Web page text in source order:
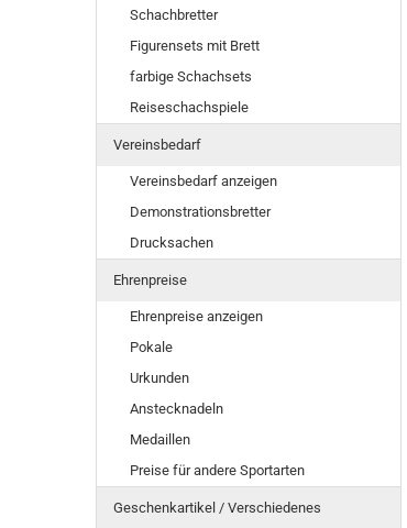
Schachbretter
Figurensets mit Brett
farbige Schachsets
Reiseschachspiele
Vereinsbedarf
Vereinsbedarf anzeigen
Demonstrationsbretter
Drucksachen
Ehrenpreise
Ehrenpreise anzeigen
Pokale
Urkunden
Anstecknadeln
Medaillen
Preise für andere Sportarten
Geschenkartikel / Verschiedenes